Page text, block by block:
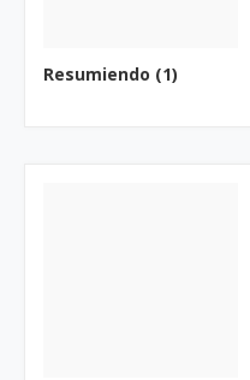
Resumiendo (1)